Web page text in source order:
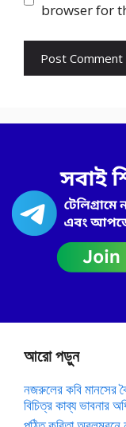
browser for
আরো পড়ুন
নজরুলের কবি মানসের
বিচিত্র কাব্য ভাবনার